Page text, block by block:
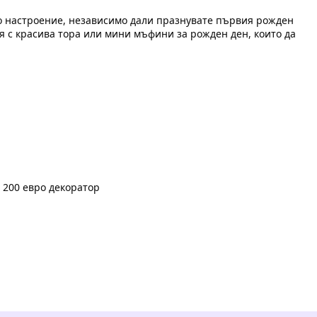
независимо дали празнувате първия рожден
с красива тора или мини мъфини за рожден ден, които да
евро декоратор